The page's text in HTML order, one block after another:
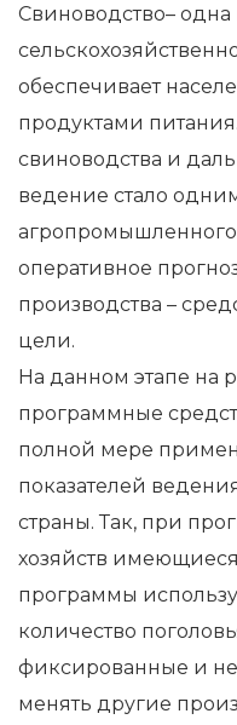
Свиноводство–
обеспечивает
продуктами
свиноводства и
ведение стало
агропромышленного
оперативное
производства –
цели.
На данном этапе на
программные
полной мере
показателей
страны. Так, при
хозяйств
программы
количество
фиксированные и
менять другие